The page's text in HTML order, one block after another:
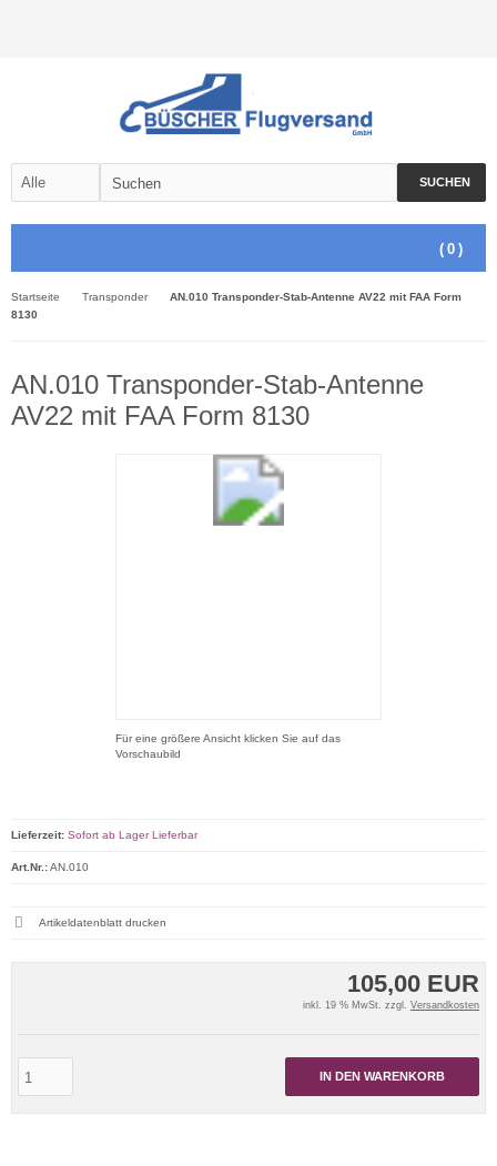
SUCHEN
( 0 )
Startseite Transponder
AN.010 Transponder-Stab-Antenne AV22 mit FAA Form
8130
AN.010 Transponder-Stab-Antenne
AV22 mit FAA Form 8130
Für eine größere Ansicht klicken Sie auf das
Vorschaubild
105,00 EUR
inkl. 19 % MwSt. zzgl. Versandkosten
IN DEN WARENKORB
Lieferzeit: Sofort ab Lager Lieferbar
Art.Nr.:AN.010
Artikeldatenblatt drucken